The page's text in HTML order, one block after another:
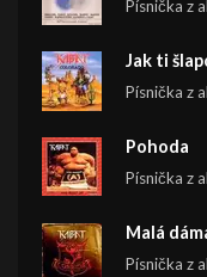
Písnička z
Jak ti
Písnička z
Pohoda
Písnička z
Malá
Písnička z